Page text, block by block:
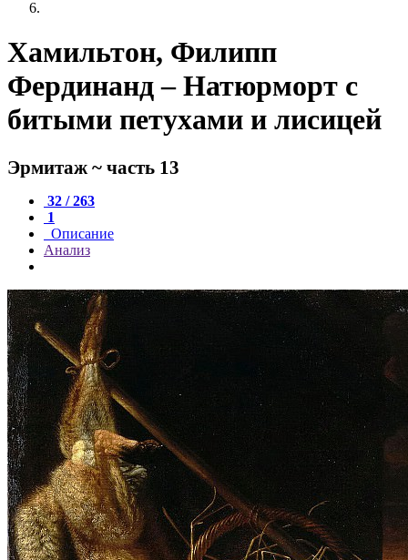
Хамильтон, Филипп
Фердинанд – Натюрморт с
битыми петухами и лисицей
Эрмитаж ~ часть 13
32 / 263
1
Описание
Анализ